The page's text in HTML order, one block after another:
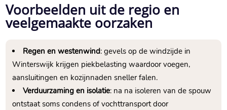
Voorbeelden uit de regio en
veelgemaakte oorzaken
Regen en westenwind: gevels op de windzijde in
Winterswijk krijgen piekbelasting waardoor voegen,
aansluitingen en kozijnnaden sneller falen.​
Verduurzaming en isolatie: na na isoleren van de spouw
ontstaat soms condens of vochttransport door